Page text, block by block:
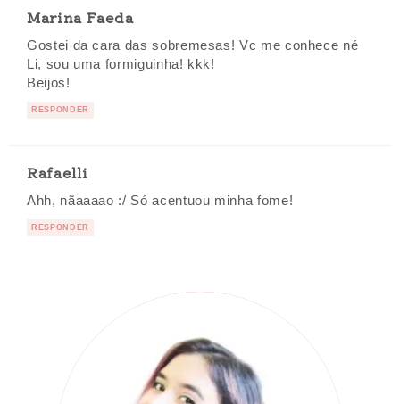
Marina Faeda
Gostei da cara das sobremesas! Vc me conhece né
Li, sou uma formiguinha! kkk!
Beijos!
RESPONDER
Rafaelli
Ahh, nãaaaao :/ Só acentuou minha fome!
RESPONDER